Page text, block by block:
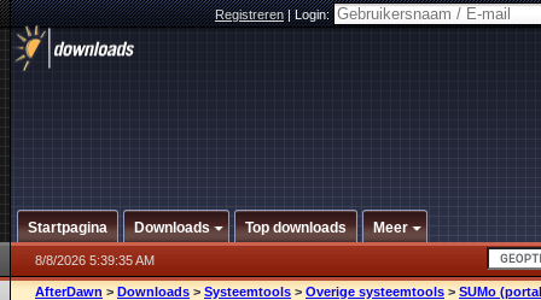
Registreren|Login:
Startpagina Downloads Top downloads Meer
8/8/2026 5:39:35 AM
AfterDawn > Downloads > Systeemtools > Overige systeemtools > SUMo